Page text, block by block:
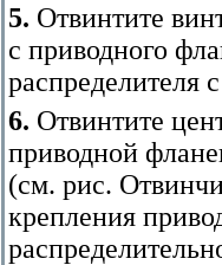
5. Отвинтите
с приводного
распределителя
6. Отвинтите
приводной
(см. рис.
крепления